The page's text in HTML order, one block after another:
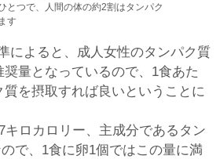
とつで、人間の体の約2割はタンパク
す
によると、成人女性のタンパク質
量となっているので、1食あた
質を摂取すれば良いということに
キロカロリー、主成分であるタン
で、1食に卵1個ではこの量に満